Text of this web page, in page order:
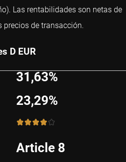
Las rentabilidades son netas de
precios de transacción.
D EUR
31,63%
23,29%
4 / 5
Article 8